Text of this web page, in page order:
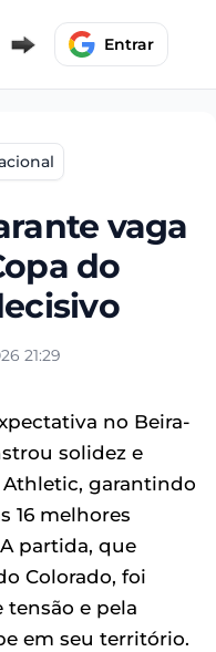
Entrar
vaga
do
21:29
no Beira-
solidez e
garantindo
16 melhores
partida, que
Colorado, foi
e pela
em seu território.